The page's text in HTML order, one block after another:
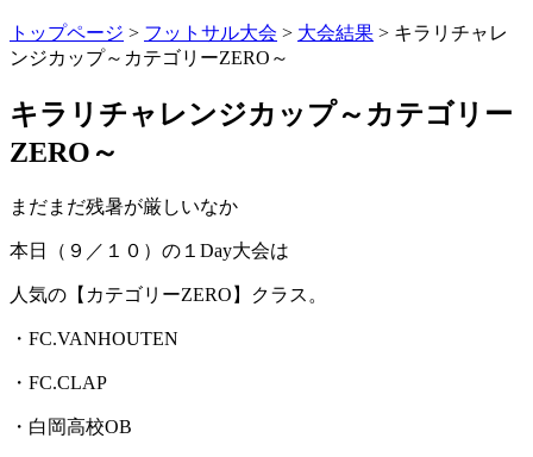
トップページ > フットサル大会 > 大会結果 > キラリチャレ
ンジカップ～カテゴリーZERO～
キラリチャレンジカップ～カテゴリー
ZERO～
まだまだ残暑が厳しいなか
本日（９／１０）の１Day大会は
人気の【カテゴリーZERO】クラス。
・FC.VANHOUTEN
・FC.CLAP
・白岡高校OB